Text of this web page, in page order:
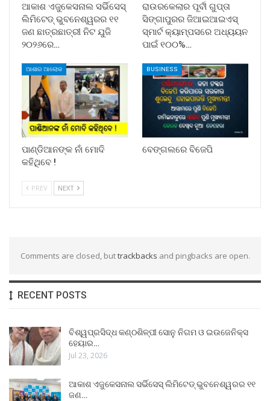
ଆକାଶ ଏଜୁକେସନାଲ ସର୍ଭିସେସ୍
ଲିମିଟେଡ୍ ଭୁବନେଶ୍ୱରର ୧୧
ଜଣ ଛାତ୍ରଛାତ୍ରୀ ନିଟ ଯୁଜି
୨୦୨୬ରେ…
ରାଉରକେଲାର ପୂର୍ବୀ ଗୁପ୍ତା
ସିଙ୍ଗାପୁରର ଜିଆଇଆଇଏସ୍
ସ୍ମାର୍ଟ କ୍ୟାମ୍ପସରେ ଅଧ୍ୟୟନ
ପାଇଁ ୧୦୦%…
ଆଶାର ଆଲୋକ
ପାଣ୍ଡିଆନଙ୍କ ନାଁ ମୋଦି
କହିଥିବେ !
BUSINESS
ବେଙ୍ଗଲରେ ବିଜେପି
PREV NEXT
Comments are closed, buttrackbacks and pingbacks are open.
RECENT POSTS
ବିଶ୍ୱପ୍ରସିଦ୍ଧ କଣ୍ଠଶିଳ୍ପୀ ସୋନୁ ନିଗମ ଓ ଇଉଜେନିକ୍ସ
ହେୟାର…
Jul 23, 2026
ଆକାଶ ଏଜୁକେସନାଲ ସର୍ଭିସେସ୍ ଲିମିଟେଡ୍ ଭୁବନେଶ୍ୱରର ୧୧
ଜଣ…